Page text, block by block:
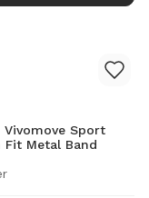
Vivomove Sport
Fit Metal Band